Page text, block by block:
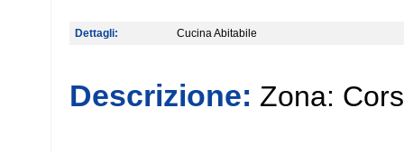
Dettagli: Cucina Abitabile
Descrizione: Zona: